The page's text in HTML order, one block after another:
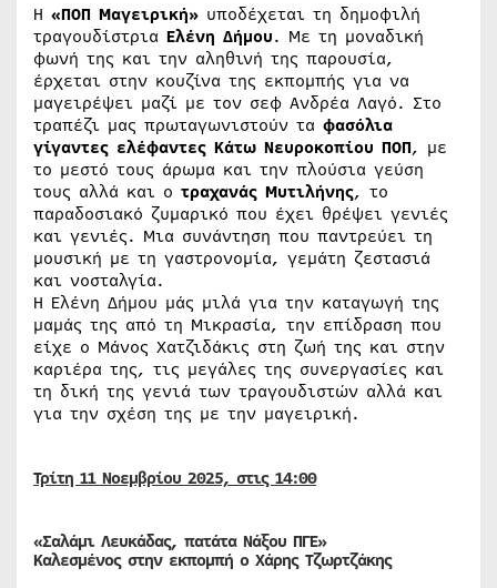
H «ΠΟΠ Μαγειρική» υποδέχεται τη δημοφιλή
τραγουδίστρια Ελένη Δήμου. Με τη μοναδική
φωνή της και την αληθινή της παρουσία,
έρχεται στην κουζίνα της εκπομπής για να
μαγειρέψει μαζί με τον σεφ Ανδρέα Λαγό. Στο
τραπέζι μας πρωταγωνιστούν τα φασόλια
γίγαντες ελέφαντες Κάτω Νευροκοπίου ΠΟΠ, με
το μεστό τους άρωμα και την πλούσια γεύση
τους αλλά και ο τραχανάς Μυτιλήνης, το
παραδοσιακό ζυμαρικό που έχει θρέψει γενιές
και γενιές. Μια συνάντηση που παντρεύει τη
μουσική με τη γαστρονομία, γεμάτη ζεστασιά
και νοσταλγία.
Η Ελένη Δήμου μάς μιλά για την καταγωγή της
μαμάς της από τη Μικρασία, την επίδραση που
είχε ο Μάνος Χατζιδάκις στη ζωή της και στην
καριέρα της, τις μεγάλες της συνεργασίες και
τη δική της γενιά των τραγουδιστών αλλά και
για την σχέση της με την μαγειρική.
Τρίτη 11 Νοεμβρίου 2025, στις 14:00
«Σαλάμι Λευκάδας, πατάτα Νάξου ΠΓΕ»
Καλεσμένος στην εκπομπή ο Χάρης Τζωρτζάκης